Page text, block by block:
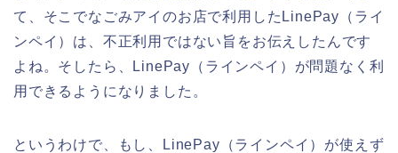
て、そこでなごみアイのお店で利用したLinePay（ライ
ンペイ）は、不正利用ではない旨をお伝えしたんです
よね。そしたら、LinePay（ラインペイ）が問題なく利
用できるようになりました。
というわけで、もし、LinePay（ラインペイ）が使えず